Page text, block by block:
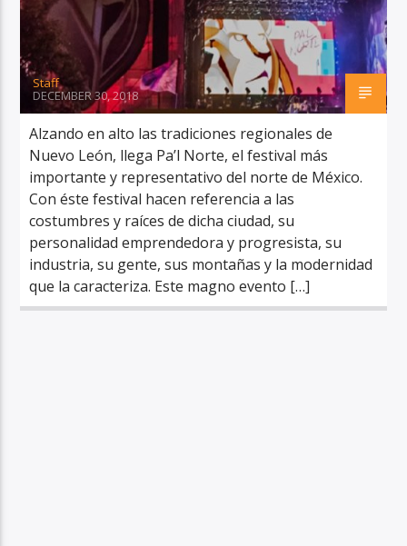
RadioAlternativo Live
Staff
DECEMBER 30, 2018
Alzando en alto las tradiciones regionales de
Nuevo León, llega Pa’l Norte, el festival más
importante y representativo del norte de México.
Con éste festival hacen referencia a las
costumbres y raíces de dicha ciudad, su
personalidad emprendedora y progresista, su
industria, su gente, sus montañas y la modernidad
que la caracteriza. Este magno evento […]